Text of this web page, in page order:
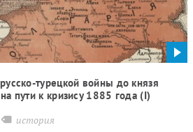
турецкой войны до князя
пути к кризису 1885 года (I)
история